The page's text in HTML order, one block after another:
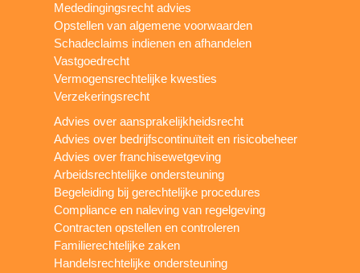
Mededingingsrecht advies
Opstellen van algemene voorwaarden
Schadeclaims indienen en afhandelen
Vastgoedrecht
Vermogensrechtelijke kwesties
Verzekeringsrecht
Advies over aansprakelijkheidsrecht
Advies over bedrijfscontinuïteit en risicobeheer
Advies over franchisewetgeving
Arbeidsrechtelijke ondersteuning
Begeleiding bij gerechtelijke procedures
Compliance en naleving van regelgeving
Contracten opstellen en controleren
Familierechtelijke zaken
Handelsrechtelijke ondersteuning